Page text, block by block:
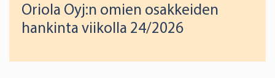
Oriola Oyj:n omien osakkeiden
hankinta viikolla 24/2026